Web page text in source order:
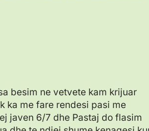
besim ne vetvete kam krijuar
ka me fare rendesi pasi me
javen 6/7 dhe Pastaj do flasim